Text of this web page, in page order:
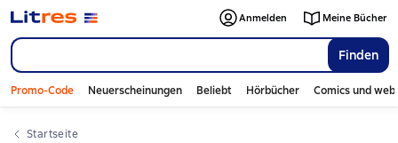
Finden
Anmelden Meine Bücher
Promo-Code Neuerscheinungen Beliebt Hörbücher Comics und
Startseite
Слайдер с книгами
Слайдер с книгами